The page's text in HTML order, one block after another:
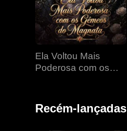
Ela Voltou Mais
Poderosa com os
Recém-lançadas